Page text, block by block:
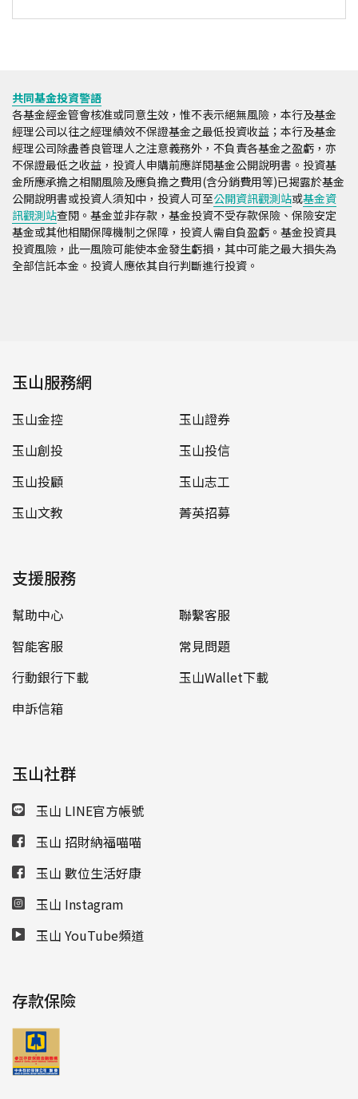
共同基金投資警語
各基金經金管會核准或同意生效，惟不表示絕無風險，本行及基金
經理公司以往之經理績效不保證基金之最低投資收益；本行及基金
經理公司除盡善良管理人之注意義務外，不負責各基金之盈虧，亦
不保證最低之收益，投資人申購前應詳閱基金公開說明書。投資基
金所應承擔之相關風險及應負擔之費用(含分銷費用等)已揭露於基金
公開說明書或投資人須知中，投資人可至公開資訊觀測站或基金資
訊觀測站查閱。基金並非存款，基金投資不受存款保險、保險安定
基金或其他相關保障機制之保障，投資人需自負盈虧。基金投資具
投資風險，此一風險可能使本金發生虧損，其中可能之最大損失為
全部信託本金。投資人應依其自行判斷進行投資。
玉山服務網
玉山金控
玉山證券
玉山創投
玉山投信
玉山投顧
玉山志工
玉山文教
菁英招募
支援服務
幫助中心
聯繫客服
智能客服
常見問題
行動銀行下載
玉山Wallet下載
申訴信箱
玉山社群
玉山 LINE官方帳號
玉山 招財納福喵喵
玉山 數位生活好康
玉山 Instagram
玉山 YouTube頻道
存款保險